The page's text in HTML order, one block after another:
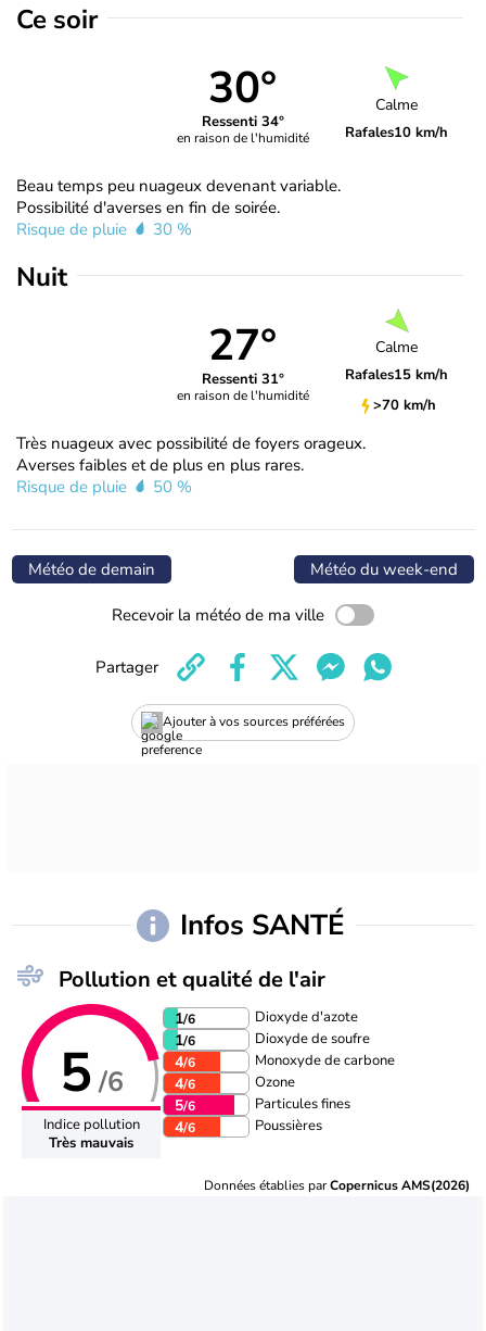
Ce soir
30°
Ressenti 34°
en raison de l'humidité
Calme
Rafales10 km/h
Beau temps peu nuageux devenant variable.
Possibilité d'averses en fin de soirée.
Risque de pluie
30 %
Nuit
27°
Ressenti 31°
en raison de l'humidité
Calme
Rafales15 km/h
>70 km/h
Très nuageux avec possibilité de foyers orageux.
Averses faibles et de plus en plus rares.
Risque de pluie
50 %
Météo de demain Météo du week-end
Recevoir la météo de ma ville
Ajouter à vos sources préférées
Partager
Infos SANTÉ
Pollution et qualité de l'air
5 /6
Indice pollution
Très mauvais
1/6 Dioxyde d'azote
1/6 Dioxyde de soufre
4/6 Monoxyde de carbone
4/6 Ozone
5/6 Particules fines
4/6 Poussières
Données établies parCopernicus AMS(2026)